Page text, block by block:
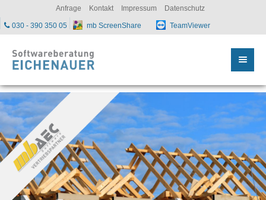
Anfrage Kontakt Impressum Datenschutz
030 - 390 350 05 mb ScreenShare TeamViewer